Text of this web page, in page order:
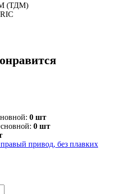
(ТДМ)
0 шт
0 шт
привод, без плавких